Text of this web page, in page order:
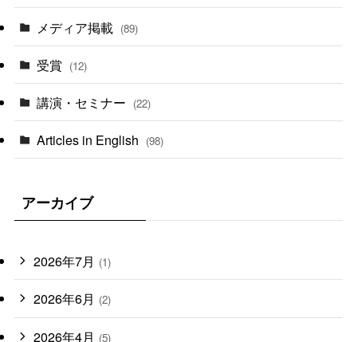
メディア掲載 (89)
受賞 (12)
講演・セミナー (22)
Articles in English (98)
アーカイブ
2026年7月 (1)
2026年6月 (2)
2026年4月 (5)